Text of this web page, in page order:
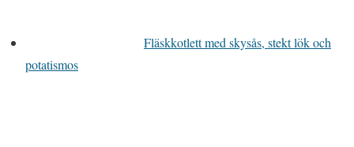
Fläskkotlett med skysås, stekt lök och
potatismos